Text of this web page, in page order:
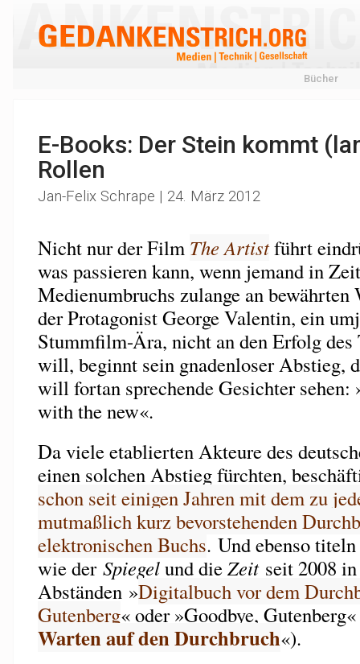
Bücher
E-Books: Der Stein kommt
Rollen
Jan-Felix Schrape | 24. März 2012
Nicht nur der Film The Artistführt
was passieren kann, wenn jemand in
Medienumbruchs zulange an bewährten
der Protagonist George Valentin, ein
Stummfilm-Ära, nicht an den Erfolg des
will, beginnt sein gnadenloser Abstieg,
will fortan sprechende Gesichter
with the new«.
Da viele etablierten Akteure des
einen solchen Abstieg fürchten,
schon seit einigen Jahren mit dem zu
mutmaßlich kurz bevorstehenden
elektronischen Buchs. Und ebenso
wie der Spiegelund dieZeitseit 2008 in
Abständen »Digitalbuch vor dem
Gutenberg« oder »Goodbye,
Warten auf den Durchbruch«).